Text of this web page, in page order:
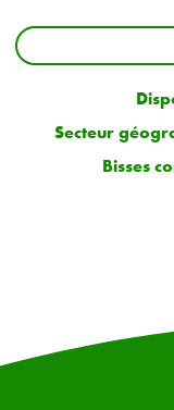
Secteur
Bisses